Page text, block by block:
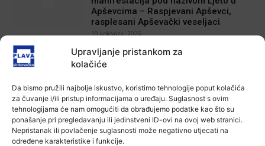
Upravljanje pristankom za
kolačiće
Da bismo pružili najbolje iskustvo, koristimo tehnologije poput kolačića
za čuvanje i/ili pristup informacijama o uređaju. Suglasnost s ovim
tehnologijama će nam omogućiti da obrađujemo podatke kao što su
ponašanje pri pregledavanju ili jedinstveni ID-ovi na ovoj web stranici.
Nepristanak ili povlačenje suglasnosti može negativno utjecati na
određene karakteristike i funkcije.
Apševcima – Raspjevani Apševci,
rasplesani Apševački veseljaci
10 kolovoza, 2026
Aktualno
HNK Lokomotiva 1918 održala Dane
10 kolovoza, 2026
Aktualno
U vinkovačkom gradskom parku
održana dječja radionica “Potraga za